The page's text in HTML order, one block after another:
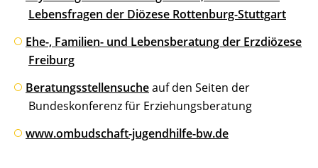
Lebensfragen der Diözese Rottenburg-Stuttgart
Ehe-, Familien- und Lebensberatung der Erzdiözese
Freiburg
Beratungsstellensucheauf den Seiten der
Bundeskonferenz für Erziehungsberatung
www.ombudschaft-jugendhilfe-bw.de